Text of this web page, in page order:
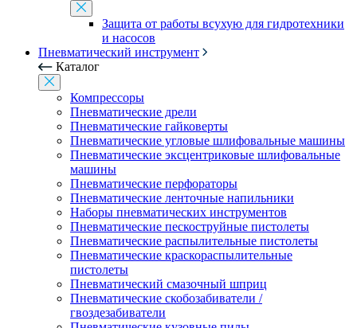
Защита от работы всухую для гидротехники
и насосов
Пневматический инструмент
Каталог
Компрессоры
Пневматические дрели
Пневматические гайковерты
Пневматические угловые шлифовальные машины
Пневматические эксцентриковые шлифовальные
машины
Пневматические перфораторы
Пневматические ленточные напильники
Наборы пневматических инструментов
Пневматические пескоструйные пистолеты
Пневматические распылительные пистолеты
Пневматические краскораспылительные
пистолеты
Пневматический смазочный шприц
Пневматические скобозабиватели /
гвоздезабиватели